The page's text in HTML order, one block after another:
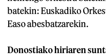
batekin: Euskadiko
Easo abesbatzarekin.
Donostiako hiriaren